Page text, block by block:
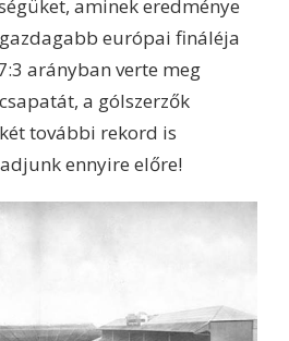
aminek eredménye
európai fináléja
arányban verte meg
a gólszerzők
további rekord is
ennyire előre!